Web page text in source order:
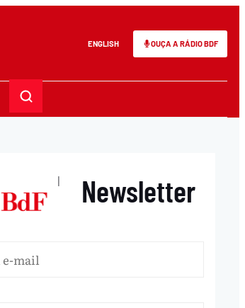
ENGLISH OUÇA A RÁDIO BDF
| Newsletter